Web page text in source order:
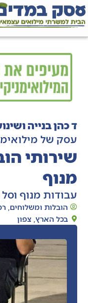
ד כהן בנייה
עסק של
שירותי
מנוף
עבודות מנוף וסל אדם
הובלות ומשלוחים ,
בכל הארץ ,צפון